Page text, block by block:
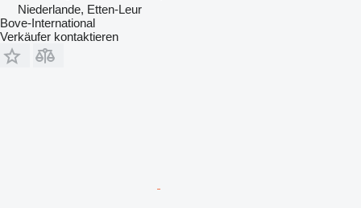
Niederlande, Etten-Leur
Bove-International
Verkäufer kontaktieren